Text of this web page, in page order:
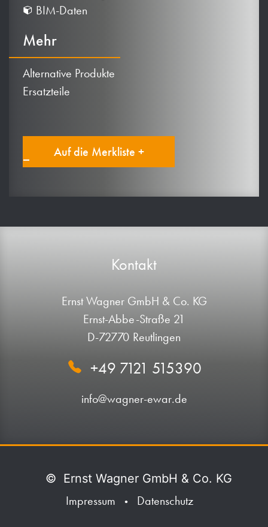
BIM-Daten
Mehr
Alternative Produkte
Ersatzteile
Auf die Merkliste +
Kontakt
Ernst Wagner GmbH & Co. KG
Ernst-Abbe-Straße 21
D-72770 Reutlingen
+49 7121 515390
info@wagner-ewar.de
© Ernst Wagner GmbH & Co. KG
Impressum
• Datenschutz